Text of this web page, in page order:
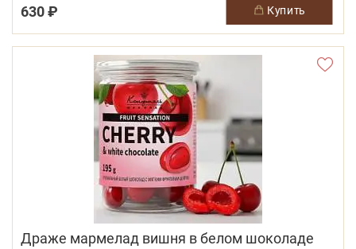
630 ₽ купить
Драже мармелад вишня в белом шоколаде